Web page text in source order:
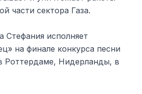
части сектора Газа.
Стефания исполняет
на финале конкурса песни
Роттердаме, Нидерланды, в